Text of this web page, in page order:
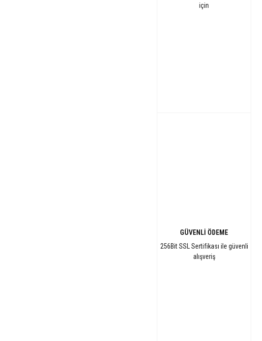
için
GÜVENLİ ÖDEME
256Bit SSL Sertifikası ile güvenli
alışveriş